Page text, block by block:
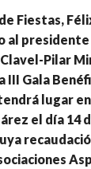
Fiestas,
al presidente
Pilar
III Gala
lugar
el día 14